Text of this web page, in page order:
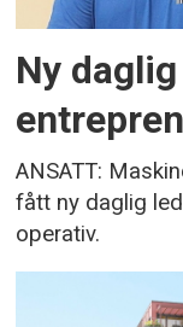
Ny
ANSATT:
fått ny daglig
operativ.